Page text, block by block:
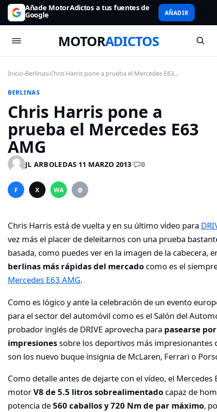
Añade MotorAdictos a tus fuentes de
Google AÑADIR
MOTORADICTOS
Inicio›Berlinas›Chris Harris pone a prueba el Mercedes E63...
BERLINAS
Chris Harris pone a
prueba el Mercedes E63
AMG
JL ARBOLEDAS·11 MARZO 2013· 0
F X WA @
Chris Harris está de vuelta y en su último vídeo para
vez más el placer de deleitarnos con una prueba
basada, como puedes ver en la imagen de la cabecera,
berlinas más rápidas del mercado como es el
Mercedes E63 AMG.
Como es lógico y ante la celebración de un evento
para el sector del automóvil como es el Salón del
probador inglés de DRIVE aprovecha para pasearse
impresionessobre los deportivos más impresionantes
son los nuevo buque insignia de McLaren, Ferrari o
Como detalle antes de dejarte con el vídeo, el Mercedes
motorV8 de 5.5 litros sobrealimentado capaz de
potencia de560 caballos y 720 Nm de par máximo,